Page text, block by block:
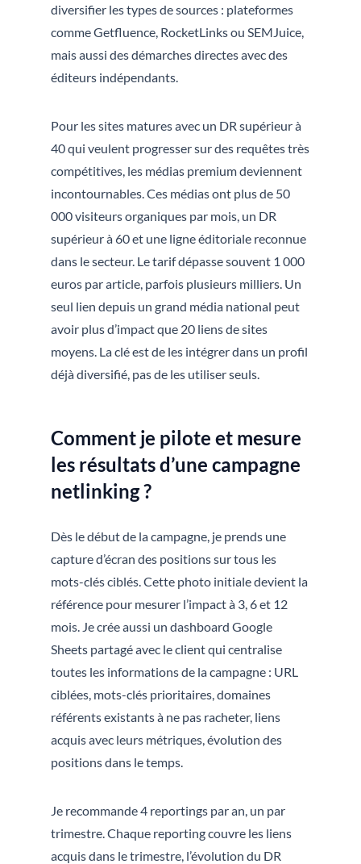
diversifier les types de sources : plateformes
comme Getfluence, RocketLinks ou SEMJuice,
mais aussi des démarches directes avec des
éditeurs indépendants.
Pour les sites matures avec un DR supérieur à
40 qui veulent progresser sur des requêtes très
compétitives, les médias premium deviennent
incontournables. Ces médias ont plus de 50
000 visiteurs organiques par mois, un DR
supérieur à 60 et une ligne éditoriale reconnue
dans le secteur. Le tarif dépasse souvent 1 000
euros par article, parfois plusieurs milliers. Un
seul lien depuis un grand média national peut
avoir plus d’impact que 20 liens de sites
moyens. La clé est de les intégrer dans un profil
déjà diversifié, pas de les utiliser seuls.
Comment je pilote et mesure
les résultats d’une campagne
netlinking ?
Dès le début de la campagne, je prends une
capture d’écran des positions sur tous les
mots-clés ciblés. Cette photo initiale devient la
référence pour mesurer l’impact à 3, 6 et 12
mois. Je crée aussi un dashboard Google
Sheets partagé avec le client qui centralise
toutes les informations de la campagne : URL
ciblées, mots-clés prioritaires, domaines
référents existants à ne pas racheter, liens
acquis avec leurs métriques, évolution des
positions dans le temps.
Je recommande 4 reportings par an, un par
trimestre. Chaque reporting couvre les liens
acquis dans le trimestre, l’évolution du DR